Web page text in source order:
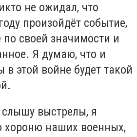
не ожидал, что
произойдёт событие,
по своей значимости и
Я думаю, что и
в этой войне будет такой
выстрелы, я
наших военных,